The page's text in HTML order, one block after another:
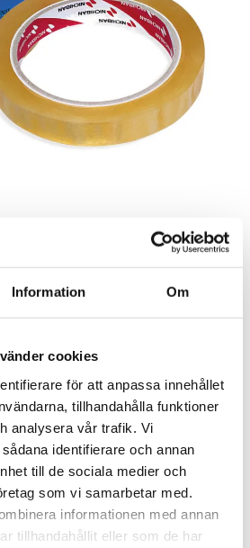
Information Om
cookies
för att anpassa innehållet
tillhandahålla funktioner
analysera vår trafik. Vi
identifierare och annan
till de sociala medier och
som vi samarbetar med.
informationen med annan
tillhandahållit eller som de har
klæbemiddel.
du handler for 1.900,-
samme dag ved bestilling